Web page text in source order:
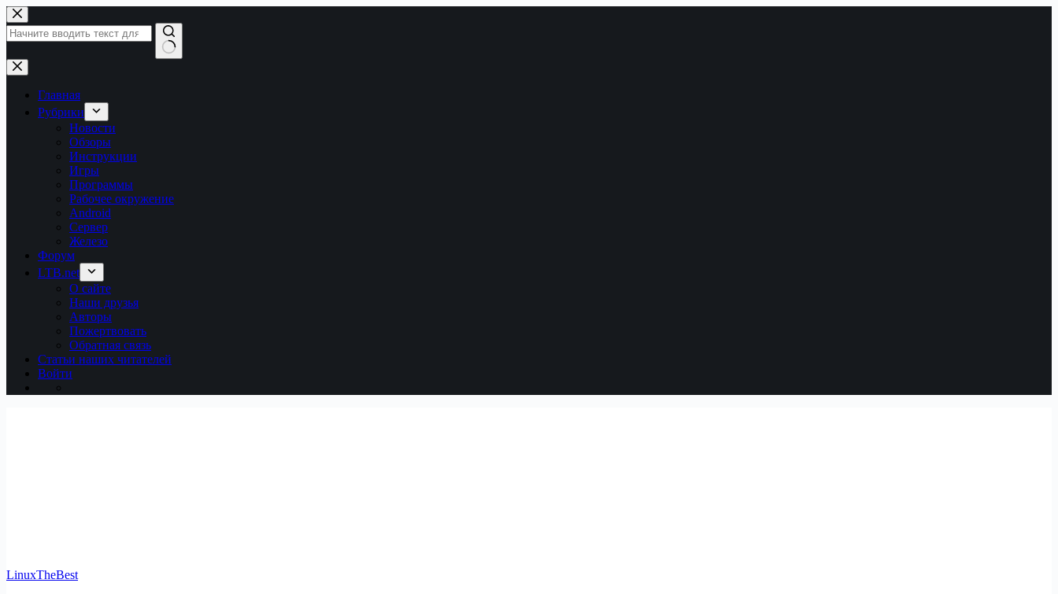
Перейти
к
сути
Ничего
не
найденоГлавная
Рубрики
Новости
Обзоры
Инструкции
Игры
Программы
Рабочее окружение
Android
Сервер
Железо
Форум
LTB.net
О сайте
Наши друзья
Авторы
Пожертвовать
Обратная связь
Статьи наших читателей
Войти
LinuxTheBest